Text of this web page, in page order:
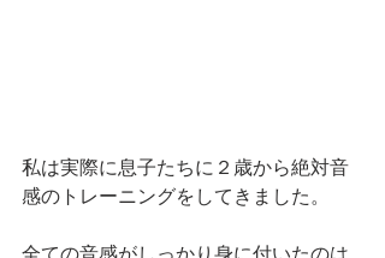
私は実際に息子たちに２歳から絶対音
感のトレーニングをしてきました。